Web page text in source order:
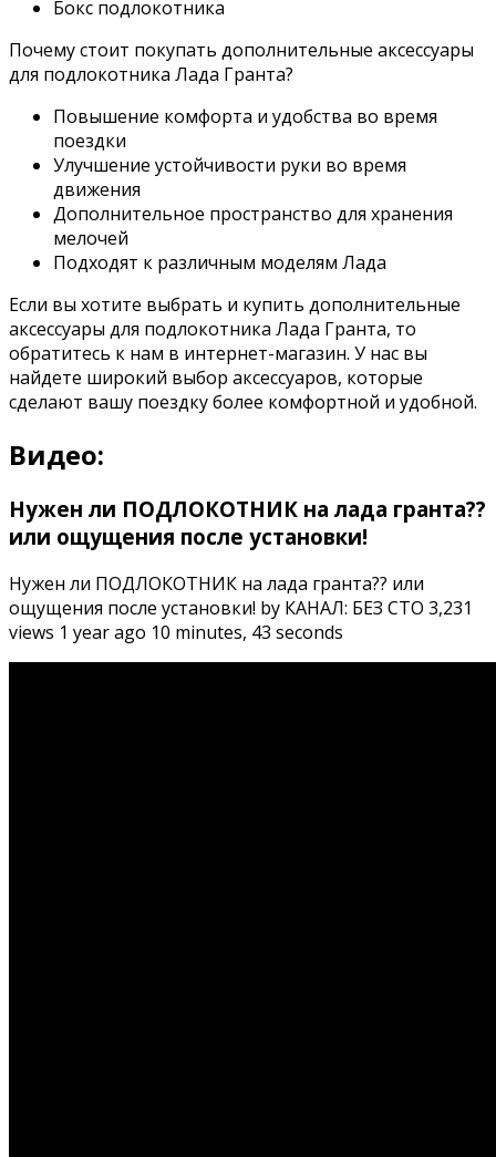
Бокс подлокотника
Почему стоит покупать дополнительные аксессуары
для подлокотника Лада Гранта?
Повышение комфорта и удобства во время
поездки
Улучшение устойчивости руки во время
движения
Дополнительное пространство для хранения
мелочей
Подходят к различным моделям Лада
Если вы хотите выбрать и купить дополнительные
аксессуары для подлокотника Лада Гранта, то
обратитесь к нам в интернет-магазин. У нас вы
найдете широкий выбор аксессуаров, которые
сделают вашу поездку более комфортной и удобной.
Видео:
Нужен ли ПОДЛОКОТНИК на лада гранта??
или ощущения после установки!
Нужен ли ПОДЛОКОТНИК на лада гранта?? или
ощущения после установки! by КАНАЛ: БЕЗ СТО 3,231
views 1 year ago 10 minutes, 43 seconds